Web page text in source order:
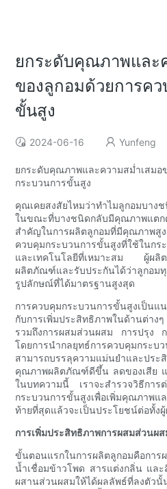
ยกระดับคุณภาพและ
ของลูกอมด้วยการค
ขั้นสูง
2024-06-16 Yunfeng
ยกระดับคุณภาพและความสม่ำเสมอ
กระบวนการขั้นสูง
คุณเคยสงสัยไหมว่าทำไมลูกอมบาง
ในขณะที่บางชนิดกลับมีคุณภาพแตก
สำคัญในการผลิตลูกอมที่มีคุณภาพสูง
ควบคุมกระบวนการขั้นสูงที่ใช้ในก
และเทคโนโลยีที่เหมาะสม ผู้ผลิต
ผลิตภัณฑ์และรับประกันได้ว่าลูกอม
รูปลักษณ์ที่ได้มาตรฐานสูงสุด
การควบคุมกระบวนการขั้นสูงเป็นแ
กับการเพิ่มประสิทธิภาพในด้านต่า
รวมถึงการผสมส่วนผสม การปรุง
โดยการนำกลยุทธ์การควบคุมกระ
สามารถบรรลุความแม่นยำและป
คุณภาพผลิตภัณฑ์ดีขึ้น ลดของเสีย แ
ในบทความนี้ เราจะสำรวจวิธีการ
กระบวนการขั้นสูงเพื่อเพิ่มคุณภาพแ
ท้ายที่สุดแล้วจะเป็นประโยชน์ต่อทั้ง
การเพิ่มประสิทธิภาพการผสมส่วนผ
ขั้นตอนแรกในการผลิตลูกอมคือการ
น้ำเชื่อมข้าวโพด สารแต่งกลิ่น และ
ผสานส่วนผสมให้ได้ผลลัพธ์ที่ลงตัวนั้